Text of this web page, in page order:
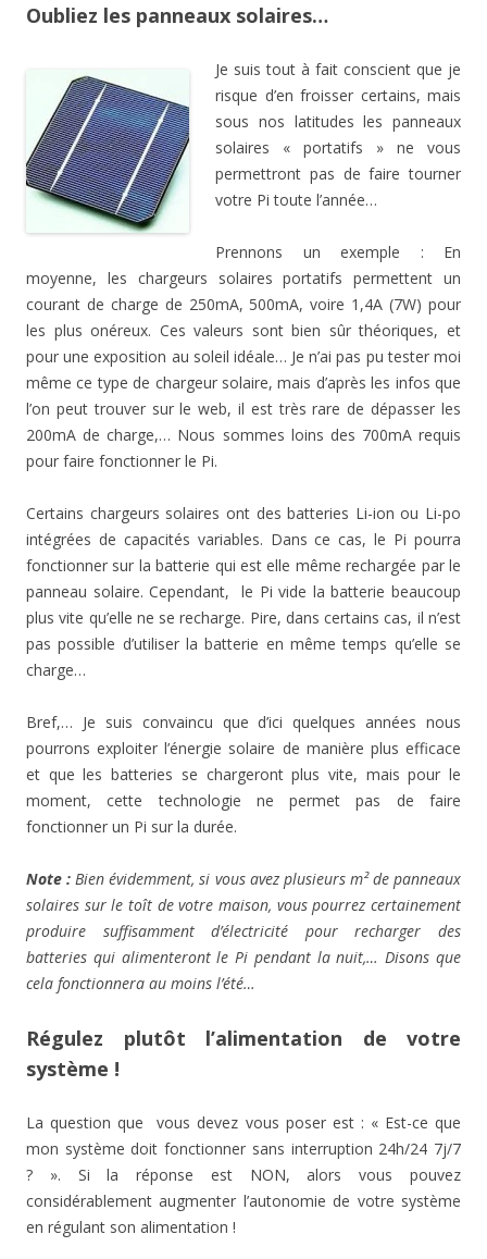
Oubliez les panneaux solaires…
Je suis tout à fait conscient que je
risque d’en froisser certains, mais
sous nos latitudes les panneaux
solaires « portatifs » ne vous
permettront pas de faire tourner
votre Pi toute l’année…
Prennons un exemple : En
moyenne, les chargeurs solaires portatifs permettent un
courant de charge de 250mA, 500mA, voire 1,4A (7W) pour
les plus onéreux. Ces valeurs sont bien sûr théoriques, et
pour une exposition au soleil idéale… Je n’ai pas pu tester moi
même ce type de chargeur solaire, mais d’après les infos que
l’on peut trouver sur le web, il est très rare de dépasser les
200mA de charge,… Nous sommes loins des 700mA requis
pour faire fonctionner le Pi.
Certains chargeurs solaires ont des batteries Li-ion ou Li-po
intégrées de capacités variables. Dans ce cas, le Pi pourra
fonctionner sur la batterie qui est elle même rechargée par le
panneau solaire. Cependant, le Pi vide la batterie beaucoup
plus vite qu’elle ne se recharge. Pire, dans certains cas, il n’est
pas possible d’utiliser la batterie en même temps qu’elle se
charge…
Bref,… Je suis convaincu que d’ici quelques années nous
pourrons exploiter l’énergie solaire de manière plus efficace
et que les batteries se chargeront plus vite, mais pour le
moment, cette technologie ne permet pas de faire
fonctionner un Pi sur la durée.
Note : Bien évidemment, si vous avez plusieurs m² de panneaux
solaires sur le toît de votre maison, vous pourrez certainement
produire suffisamment d’électricité pour recharger des
batteries qui alimenteront le Pi pendant la nuit,… Disons que
cela fonctionnera au moins l’été…
Régulez plutôt l’alimentation de votre
système !
La question que vous devez vous poser est : « Est-ce que
mon système doit fonctionner sans interruption 24h/24 7j/7
? ». Si la réponse est NON, alors vous pouvez
considérablement augmenter l’autonomie de votre système
en régulant son alimentation !